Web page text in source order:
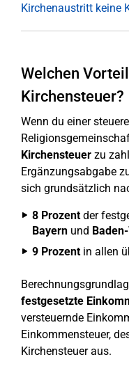
Kirchenaustritt keine
Welchen
Kirchensteuer?
Wenn du einer
Kirchensteuer zu
Ergänzungsabgabe
sich grundsätzlich
8 Prozentder
Bayern und
9 Prozentin allen
festgesetzte
versteuernde
Einkommensteuer,
Kirchensteuer aus.